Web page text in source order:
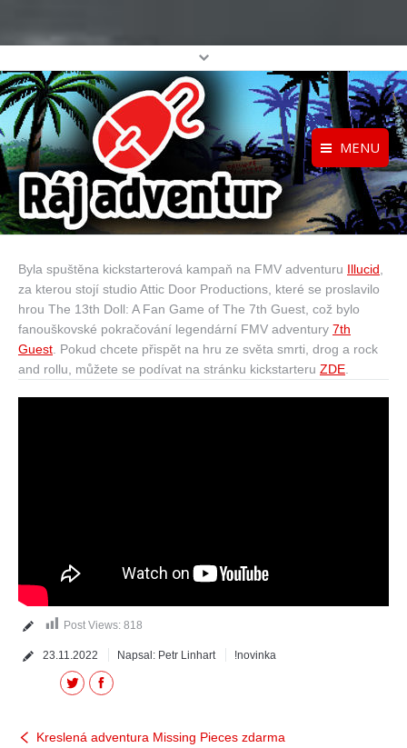
MENU
Registrace
Profil
Home
Katalog her
Byla spuštěna kickstarterová kampaň na FMV adventuru Illucid
za kterou stojí studio Attic Door Productions, které se proslavilo
hrou The 13th Doll: A Fan Game of The 7th Guest, což bylo
fanouškovské pokračování legendární FMV adventury 7th
Guest . Pokud chcete přispět na hru ze světa smrti, drog a rock
and rollu, můžete se podívat na stránku kickstarteru ZDE
Post Views: 818
23.11.2022 Napsal: Petr Linhart !novinka
Facebook
Twitter
Kreslená adventura Missing Pieces zdarma